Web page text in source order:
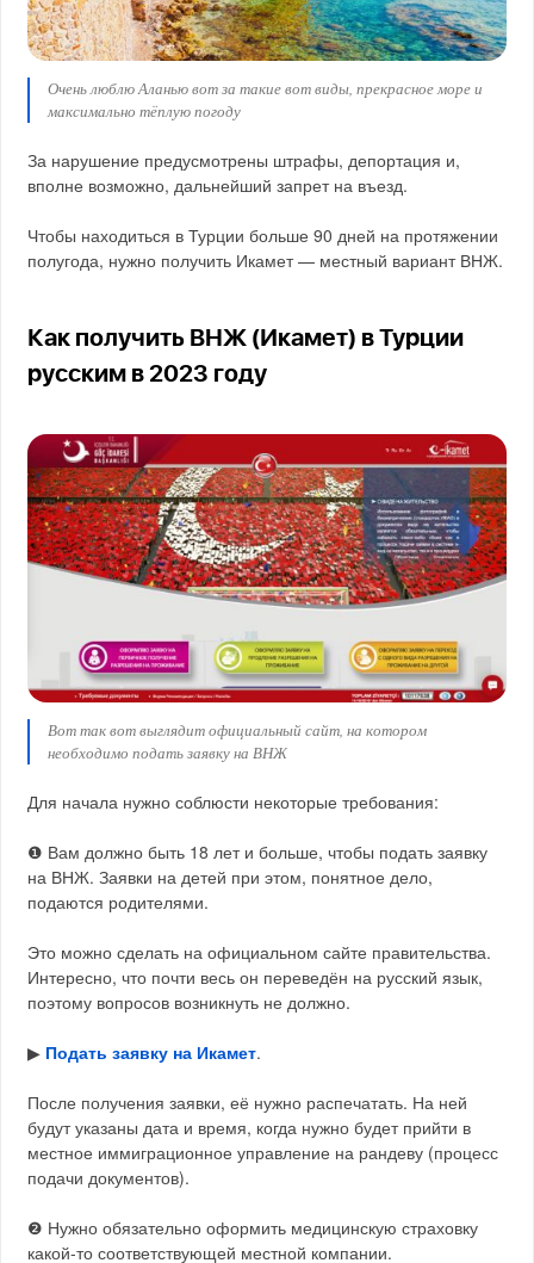
Очень люблю Аланью вот за такие вот виды, прекрасное море и
максимально тёплую погоду
За нарушение предусмотрены штрафы, депортация и,
вполне возможно, дальнейший запрет на въезд.
Чтобы находиться в Турции больше 90 дней на протяжении
полугода, нужно получить Икамет — местный вариант ВНЖ.
Как получить ВНЖ (Икамет) в Турции
русским в 2023 году
Вот так вот выглядит официальный сайт, на котором
необходимо подать заявку на ВНЖ
Для начала нужно соблюсти некоторые требования:
❶ Вам должно быть 18 лет и больше, чтобы подать заявку
на ВНЖ. Заявки на детей при этом, понятное дело,
подаются родителями.
Это можно сделать на официальном сайте правительства.
Интересно, что почти весь он переведён на русский язык,
поэтому вопросов возникнуть не должно.
▶︎ Подать заявку на Икамет.
После получения заявки, её нужно распечатать. На ней
будут указаны дата и время, когда нужно будет прийти в
местное иммиграционное управление на рандеву (процесс
подачи документов).
❷ Нужно обязательно оформить медицинскую страховку
какой-то соответствующей местной компании.